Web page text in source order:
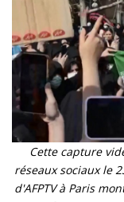
Cette capture
réseaux sociaux le
d'AFPTV à Paris